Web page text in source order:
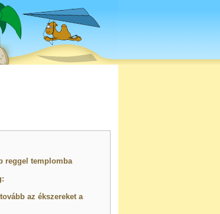
reggel templomba
az ékszereket a